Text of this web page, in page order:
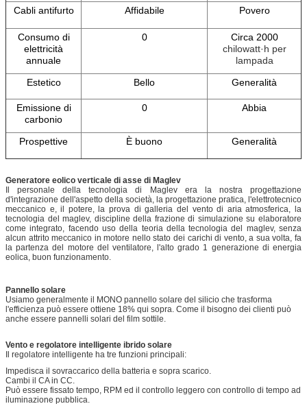
Cabli antifurto Affidabile Povero
Consumo di
elettricità
annuale
0
Circa 2000
chilowatt·h per
lampada
Estetico
Bello Generalità
Emissione di
carbonio
0 Abbia
Prospettive È buono Generalità
Generatore eolico verticale di asse di Maglev
Il personale della tecnologia di Maglev era la nostra progettazione
d'integrazione dell'aspetto della società, la progettazione pratica, l'elettrotecnico
meccanico e, il potere, la prova di galleria del vento di aria atmosferica, la
tecnologia del maglev, discipline della frazione di simulazione su elaboratore
come integrato, facendo uso della teoria della tecnologia del maglev, senza
alcun attrito meccanico in motore nello stato dei carichi di vento, a sua volta, fa
la partenza del motore del ventilatore, l'alto grado 1 generazione di energia
eolica, buon funzionamento.
Pannello solare
Usiamo generalmente il MONO pannello solare del silicio che trasforma
l'efficienza può essere ottiene 18% qui sopra. Come il bisogno dei clienti può
anche essere pannelli solari del film sottile.
Vento e regolatore intelligente ibrido solare
Il regolatore intelligente ha tre funzioni principali:
Impedisca il sovraccarico della batteria e sopra scarico.
Cambi il CA in CC.
Può essere fissato tempo, RPM ed il controllo leggero con controllo di tempo ad
iluminazione pubblica.